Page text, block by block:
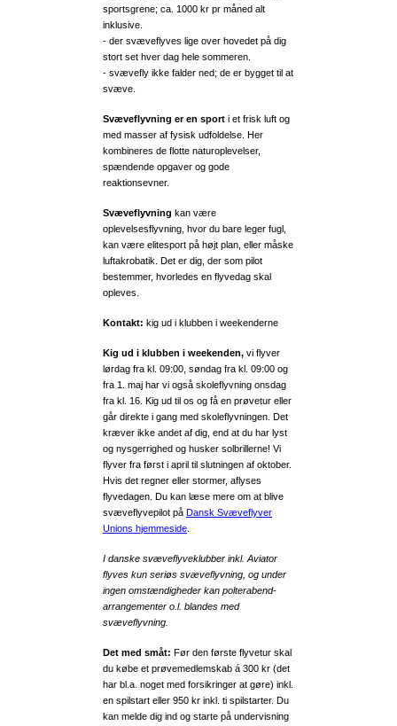
sportsgrene; ca. 1000 kr pr måned alt
inklusive.
- der svæveflyves lige over hovedet på dig
stort set hver dag hele sommeren.
- svævefly ikke falder ned; de er bygget til at
svæve.
Svæveflyvning er en sport i et frisk luft og
med masser af fysisk udfoldelse. Her
kombineres de flotte naturoplevelser,
spændende opgaver og gode
reaktionsevner.
Svæveflyvning kan være
oplevelsesflyvning, hvor du bare leger fugl,
kan være elitesport på højt plan, eller måske
luftakrobatik. Det er dig, der som pilot
bestemmer, hvorledes en flyvedag skal
opleves.
Kontakt: kig ud i klubben i weekenderne
Kig ud i klubben i weekenden, vi flyver
lørdag fra kl. 09:00, søndag fra kl. 09:00 og
fra 1. maj har vi også skoleflyvning onsdag
fra kl. 16. Kig ud til os og få en prøvetur eller
går direkte i gang med skoleflyvningen. Det
kræver ikke andet af dig, end at du har lyst
og nysgerrighed og husker solbrillerne! Vi
flyver fra først i april til slutningen af oktober.
Hvis det regner eller stormer, aflyses
flyvedagen. Du kan læse mere om at blive
svæveflyvepilot på Dansk Svæveflyver
Unions hjemmeside.
I danske svæveflyveklubber inkl. Aviator
flyves kun seriøs svæveflyvning, og under
ingen omstændigheder kan polterabend-
arrangementer o.l. blandes med
svæveflyvning.
Det med småt: Før den første flyvetur skal
du købe et prøvemedlemskab á 300 kr (det
har bl.a. noget med forsikringer at gøre) inkl.
en spilstart eller 950 kr inkl. ti spilstarter. Du
kan melde dig ind og starte på undervisning